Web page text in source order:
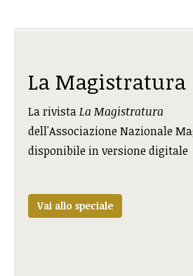
La Magistratura
La rivistaLa Magistratura
dell'Associazione Nazionale
disponibile in versione digitale
Vai allo speciale